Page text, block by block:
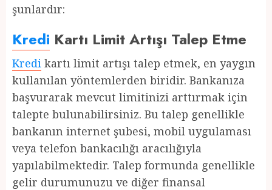
şunlardır:
Kredi Kartı Limit Artışı Talep Etme
Kredi kartı limit artışı talep etmek, en yaygın
kullanılan yöntemlerden biridir. Bankanıza
başvurarak mevcut limitinizi arttırmak için
talepte bulunabilirsiniz. Bu talep genellikle
bankanın internet şubesi, mobil uygulaması
veya telefon bankacılığı aracılığıyla
yapılabilmektedir. Talep formunda genellikle
gelir durumunuzu ve diğer finansal